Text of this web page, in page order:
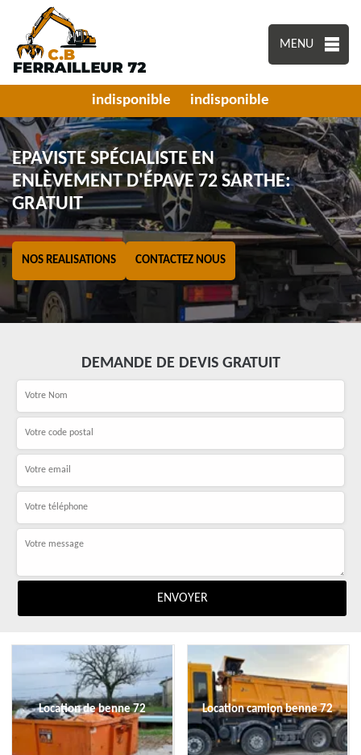
MENU
indisponible indisponible
EPAVISTE SPÉCIALISTE EN
ENLÈVEMENT D'ÉPAVE 72 SARTHE:
GRATUIT
NOS REALISATIONS CONTACTEZ NOUS
DEMANDE DE DEVIS GRATUIT
Location de benne 72 Location camion benne 72